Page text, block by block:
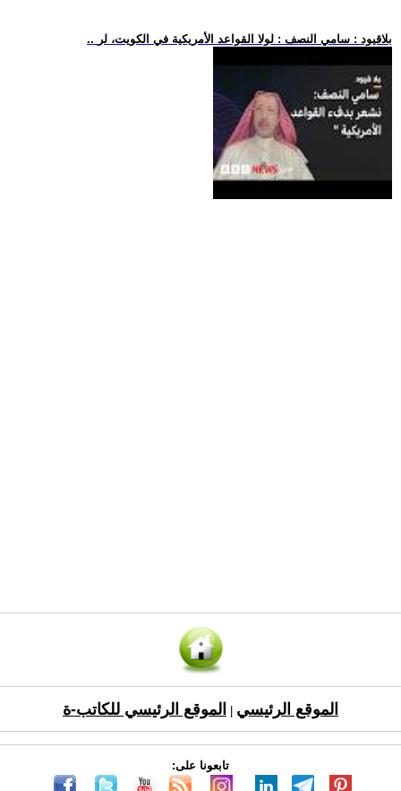
.. بلاقيود : سامي النصف : لولا القواعد الأمريكية في الكويت، لر
الموقع الرئيسي الموقع الرئيسي للكاتب-ة
تابعونا على: